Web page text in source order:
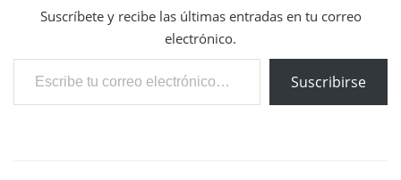
Suscríbete y recibe las últimas entradas en tu correo
electrónico.
Escribe tu correo electrónico…
Suscribirse